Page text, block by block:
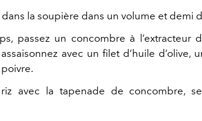
la soupière dans un volume et demi
passez un concombre à l’extracteur
avec un filet d’huile d’olive,
riz avec la tapenade de concombre,